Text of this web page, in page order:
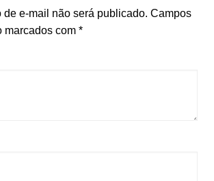
de e-mail não será publicado. Campos
marcados com *